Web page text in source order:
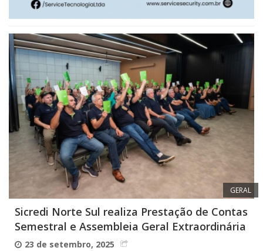
GERAL
Sicredi Norte Sul realiza Prestação de Contas
Semestral e Assembleia Geral Extraordinária
23 de setembro, 2025